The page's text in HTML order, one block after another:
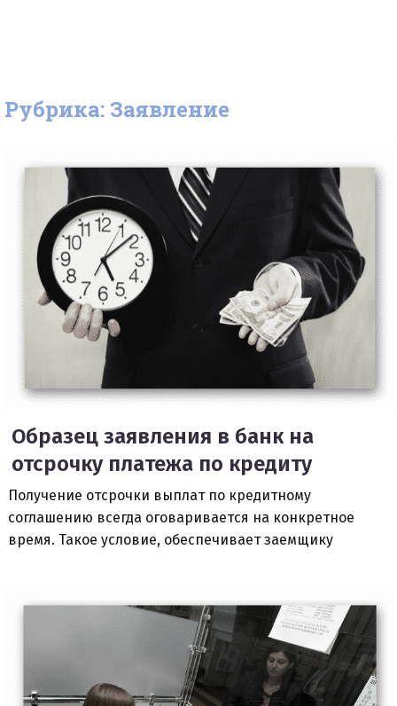
Рубрика: Заявление
Образец заявления в банк на
отсрочку платежа по кредиту
Получение отсрочки выплат по кредитному
соглашению всегда оговаривается на конкретное
время. Такое условие, обеспечивает заемщику